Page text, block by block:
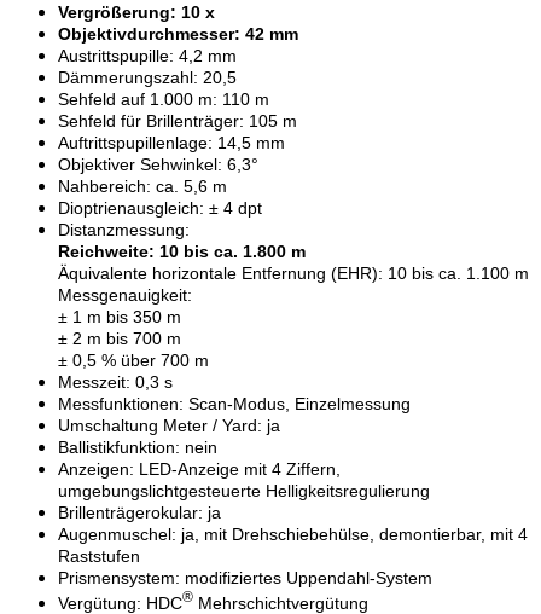
Vergrößerung: 10 x
Objektivdurchmesser: 42 mm
Austrittspupille: 4,2 mm
Dämmerungszahl: 20,5
Sehfeld auf 1.000 m: 110 m
Sehfeld für Brillenträger: 105 m
Auftrittspupillenlage: 14,5 mm
Objektiver Sehwinkel: 6,3°
Nahbereich: ca. 5,6 m
Dioptrienausgleich: ± 4 dpt
Distanzmessung:
Reichweite: 10 bis ca. 1.800 m
Äquivalente horizontale Entfernung (EHR): 10 bis ca. 1.100 m
Messgenauigkeit:
± 1 m bis 350 m
± 2 m bis 700 m
± 0,5 % über 700 m
Messzeit: 0,3 s
Messfunktionen: Scan-Modus, Einzelmessung
Umschaltung Meter / Yard: ja
Ballistikfunktion: nein
Anzeigen: LED-Anzeige mit 4 Ziffern,
umgebungslichtgesteuerte Helligkeitsregulierung
Brillenträgerokular: ja
Augenmuschel: ja, mit Drehschiebehülse, demontierbar, mit 4
Raststufen
Prismensystem: modifiziertes Uppendahl-System
Vergütung: HDC® Mehrschichtvergütung